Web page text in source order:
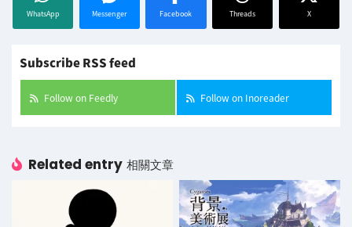
WhatsApp Messenger Facebook Threads X
Subscribe RSS feed
Follow on Feedly Follow on Inoreader
Related entry 相關文章